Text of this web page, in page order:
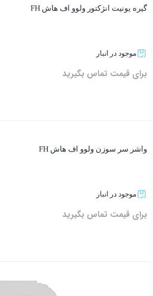
گیره یونیت انژکتور ولوو اف هاش FH
موجود در انبار
برای قیمت تماس بگیرید
واشر سر سوزن ولوو اف هاش FH
موجود در انبار
برای قیمت تماس بگیرید